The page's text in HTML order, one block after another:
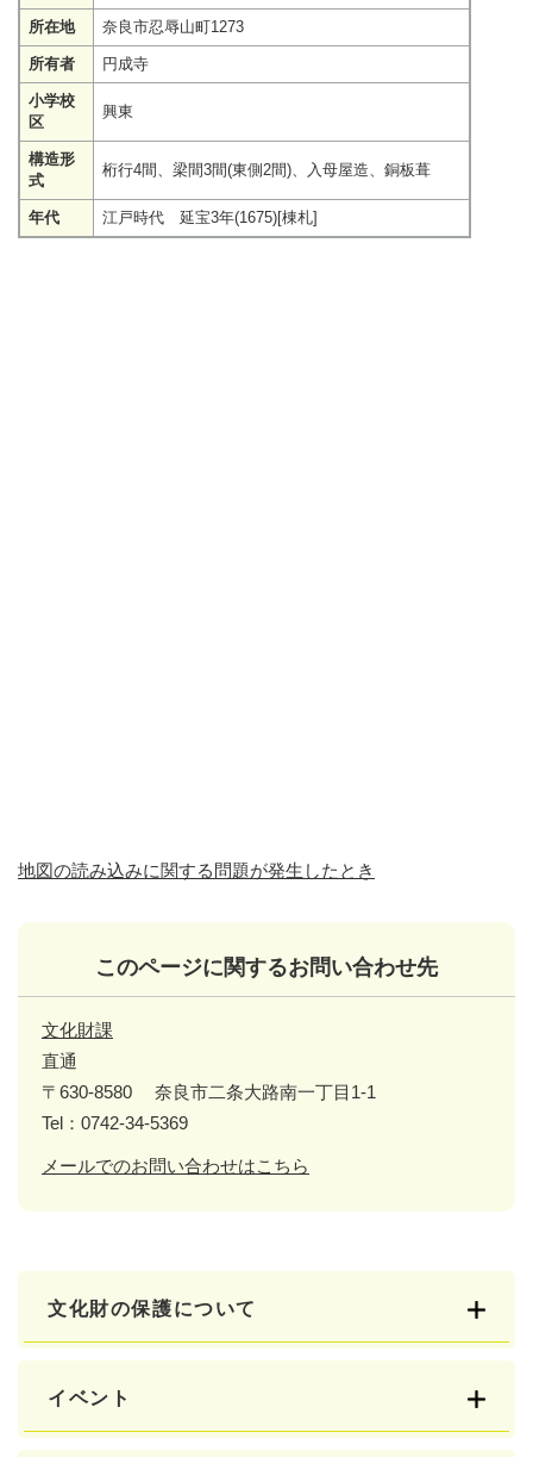
所在地 奈良市忍辱山町1273
所有者 円成寺
小学校
区
興東
構造形
式
桁行4間、梁間3間(東側2間)、入母屋造、銅板葺
年代 江戸時代 延宝3年(1675)[棟札]
地図の読み込みに関する問題が発生したとき
このページに関するお問い合わせ先
文化財課
直通
〒630-8580
奈良市二条大路南一丁目1-1
Tel：0742-34-5369
メールでのお問い合わせはこちら
文化財の保護について
イベント